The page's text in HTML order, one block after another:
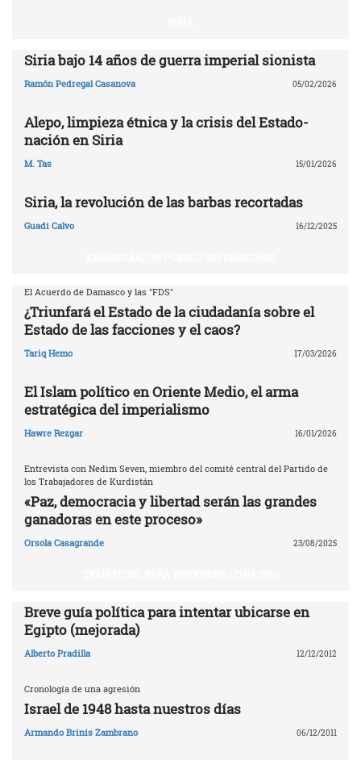
Siria bajo 14 años de guerra imperial sionista
Ramón Pedregal Casanova 05/02/2026
Alepo, limpieza étnica y la crisis del Estado-
nación en Siria
M. Tas 15/01/2026
Siria, la revolución de las barbas recortadas
Guadi Calvo 16/12/2025
El Acuerdo de Damasco y las "FDS"
¿Triunfará el Estado de la ciudadanía sobre el
Estado de las facciones y el caos?
Tariq Hemo 17/03/2026
El Islam político en Oriente Medio, el arma
estratégica del imperialismo
Hawre Rezgar 16/01/2026
Entrevista con Nedim Seven, miembro del comité central del Partido de
los Trabajadores de Kurdistán
«Paz, democracia y libertad serán las grandes
ganadoras en este proceso»
Orsola Casagrande 23/08/2025
Breve guía política para intentar ubicarse en
Egipto (mejorada)
Alberto Pradilla 12/12/2012
Cronología de una agresión
Israel de 1948 hasta nuestros días
Armando Brinis Zambrano 06/12/2011